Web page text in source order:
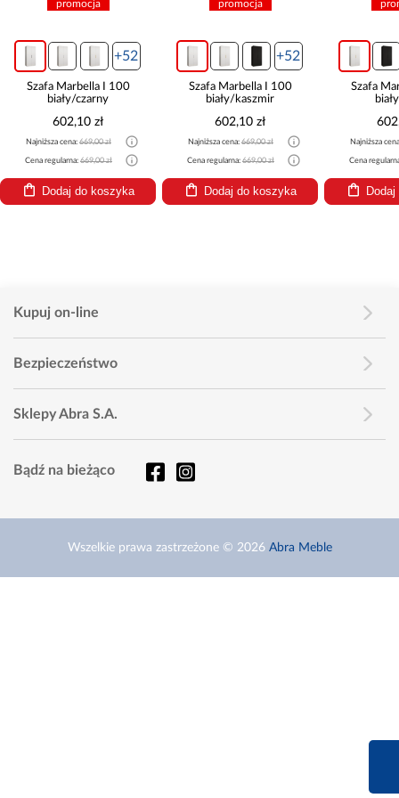
promocja
+52
Szafa Marbella I 100
biały/czarny
602,10 zł
Najniższa cena: 669,00 zł
Cena regularna: 669,00 zł
Dodaj do koszyka
promocja
+52
Szafa Marbella I 100
biały/kaszmir
602,10 zł
Najniższa cena: 669,00 zł
Cena regularna: 669,00 zł
Dodaj do koszyka
Szafa
Najniższa
Cena
Kupuj on-line
Bezpieczeństwo
Sklepy Abra S.A.
Bądź na bieżąco
Wszelkie prawa zastrzeżone © 2026 Abra Meble